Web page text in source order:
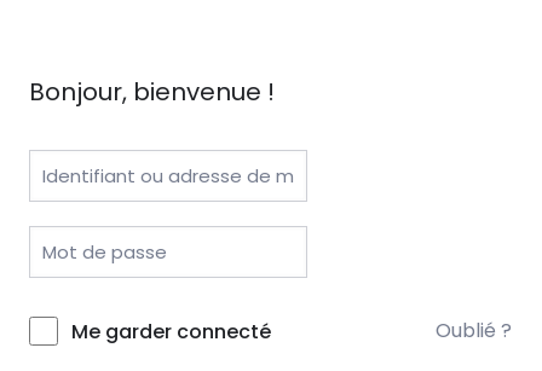
Bonjour, bienvenue !
Me garder connecté Oublié ?